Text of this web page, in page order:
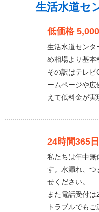
生活水道セ
低価格
生活水道センタ
め相場より基本
その訳はテレ
ームページや
えて低料金が実
24時間365
私たちは年中無
す。水漏れ、つ
せください。
また電話受付
トラブルでも